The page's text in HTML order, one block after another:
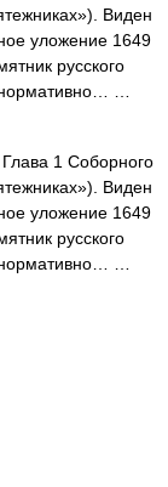
Виден
уложение 1649
русского
нормативно… …
1 Соборного
Виден
уложение 1649
русского
нормативно… …